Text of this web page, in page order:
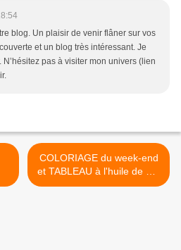
blog. Un plaisir de venir flâner sur vos
et un blog très intéressant. Je
N’hésitez pas à visiter mon univers (lien
COLORIAGE du week-end
et TABLEAU à l'huile de ma
fille >